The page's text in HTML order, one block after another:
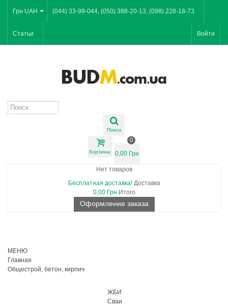
Грн UAH (044) 33-99-044, (050) 388-20-13, (098) 228-18-73
Статьи Войти
Поиск
Корзина:
0
0,00 Грн
Нет товаров
Бесплатная доставка! Доставка
0,00 Грн Итого
Оформление заказа
МЕНЮ
Главная
Общестрой, бетон, кирпич
ЖБИ
Сваи